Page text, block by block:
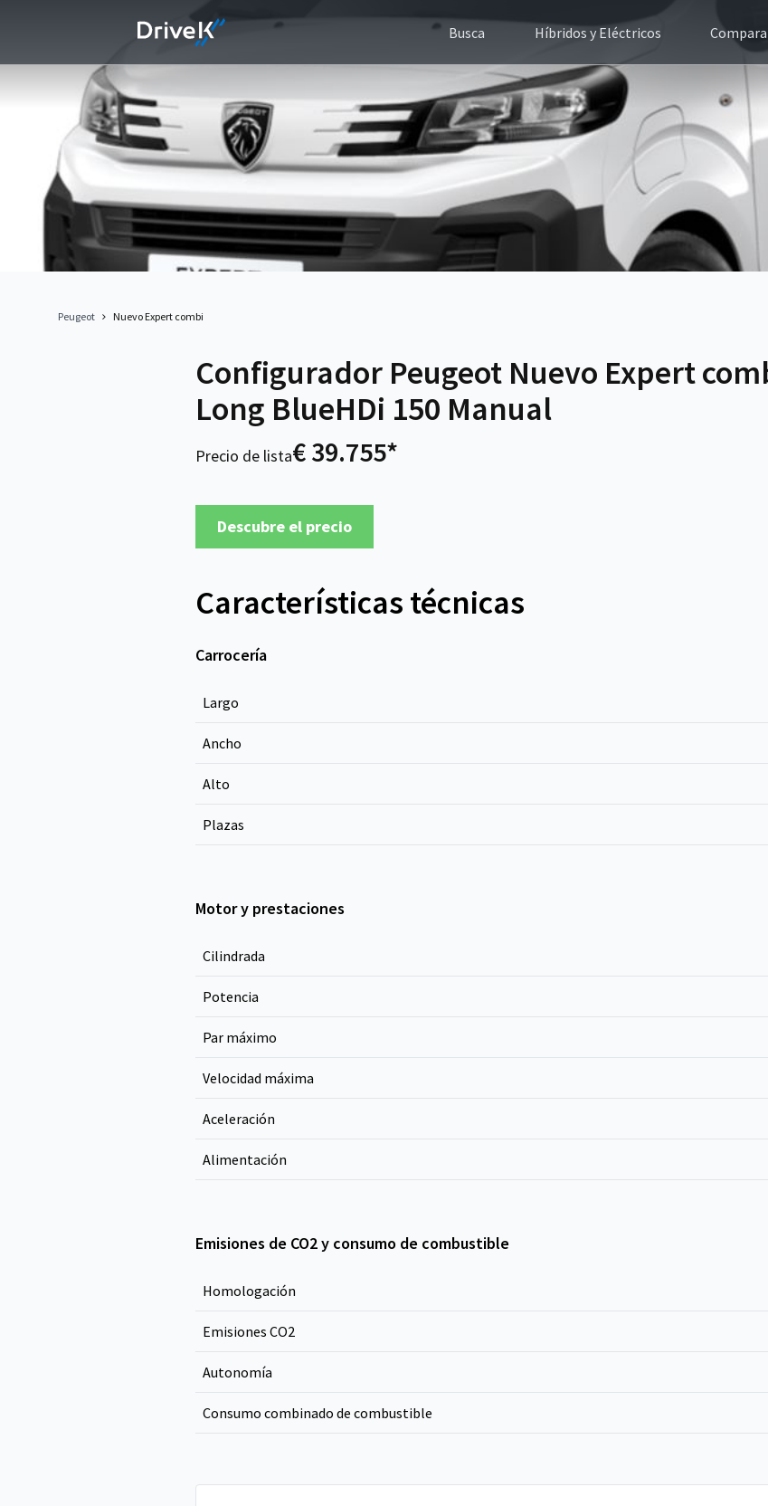
Busca Híbridos y Eléctricos Compara
Peugeot Nuevo Expert combi
Configurador Peugeot Nuevo Expert
Long BlueHDi 150 Manual
Precio de lista€ 39.755*
Descubre el precio
Características técnicas
Carrocería
Largo
Ancho
Alto
Plazas
Motor y prestaciones
Cilindrada
Potencia
Par máximo
Velocidad máxima
Aceleración
Alimentación
Emisiones de CO2 y consumo de combustible
Homologación
Emisiones CO2
Autonomía
Consumo combinado de combustible